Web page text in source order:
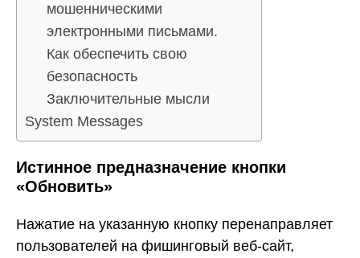
мошенническими
электронными письмами.
Как обеспечить свою
безопасность
Заключительные мысли
System Messages
Истинное предназначение кнопки
«Обновить»
Нажатие на указанную кнопку перенаправляет
пользователей на фишинговый веб-сайт,